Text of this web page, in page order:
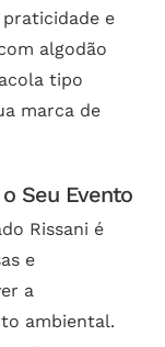
e
algodão
tipo
marca de
Seu Evento
Rissani é
e
a
ambiental.